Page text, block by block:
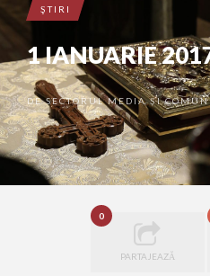
ŞTIRI
1 IANUARIE
DESECTORUL MEDIA ȘI
0
PARTAJEAZĂ